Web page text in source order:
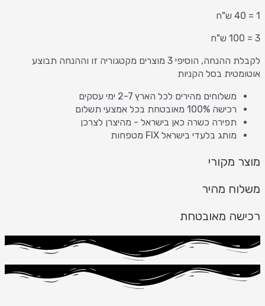
1 = 40 ש"ח
3 = 100 ש"ח
לקבלת ההנחה, הוסיפי 3 מוצרים מקטגוריה זו וההנחה תבוצע
אוטומטית בסל הקניות
משלוחים מהירים לכל הארץ 2-7 ימי עסקים
רכישה 100% מאובטחת בכל אמצעי תשלום
תפירה כשרה כאן בישראל - מהיצרן לצרכן
מותג בלעדי בישראל FIX מטפחות
מוצר מקורי
משלוח מהיר
רכישה מאובטחת